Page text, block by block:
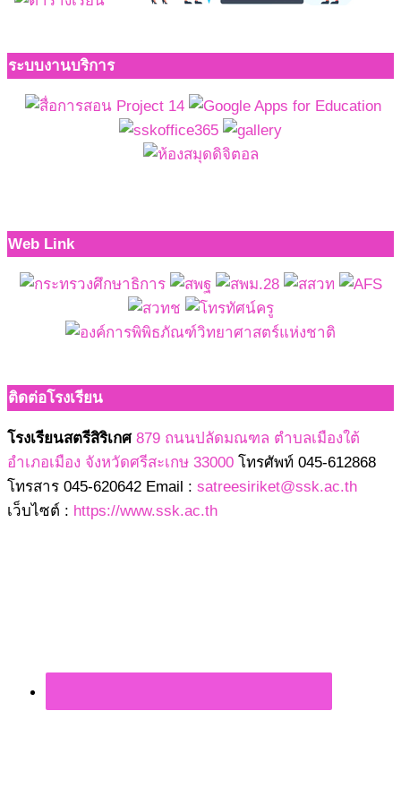
ระบบงานบริการ
Web Link
ติดต่อโรงเรียน
โรงเรียนสตรีสิริเกศ 879 ถนนปลัดมณฑล ตำบลเมืองใต้
อำเภอเมือง จังหวัดศรีสะเกษ 33000 โทรศัพท์ 045-612868
โทรสาร 045-620642 Email : satreesiriket@ssk.ac.th
เว็บไซต์ : https://www.ssk.ac.th